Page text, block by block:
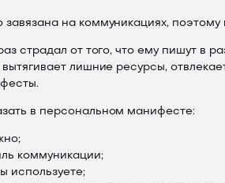
на коммуникациях,
страдал от того, что ему пишут в
вытягивает лишние ресурсы,
в персональном манифесте:
коммуникации;
используете;